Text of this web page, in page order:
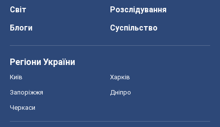
Світ
Розслідування
Блоги
Суспільство
Регіони України
Київ Харків
Запоріжжя Дніпро
Черкаси